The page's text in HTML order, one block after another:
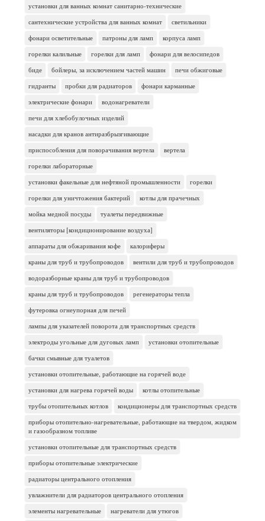
установки для ванных комнат санитарно-технические
сантехнические устройства для ванных комнат
светильники
фонари осветительные
патроны для ламп
корпуса ламп
горелки калильные
горелки для ламп
фонари для велосипедов
биде
бойлеры, за исключением частей машин
печи обжиговые
гидранты
пробки для радиаторов
фонари карманные
электрические фонари
водонагреватели
печи для хлебобулочных изделий
насадки для кранов антиразбрызгивающие
приспособления для поворачивания вертела
вертела
горелки лабораторные
установки факельные для нефтяной промышленности
горелки
горелки для уничтожения бактерий
котлы для прачечных
мойка медной посуды
туалеты передвижные
вентиляторы [кондиционирование воздуха]
аппараты для обжаривания кофе
калориферы
краны для труб и трубопроводов
вентили для труб и трубопроводов
водоразборные краны для труб и трубопроводов
краны для труб и трубопроводов
регенераторы тепла
футеровка огнеупорная для печей
лампы для указателей поворота для транспортных средств
электроды угольные для дуговых ламп
установки отопительные
бачки смывные для туалетов
установки отопительные, работающие на горячей воде
установки для нагрева горячей воды
котлы отопительные
трубы отопительных котлов
кондиционеры для транспортных средств
приборы отопительно-нагревательные, работающие на твердом, жидком
и газообразном топливе
установки отопительные для транспортных средств
приборы отопительные электрические
радиаторы центрального отопления
увлажнители для радиаторов центрального отопления
элементы нагревательные
нагреватели для утюгов